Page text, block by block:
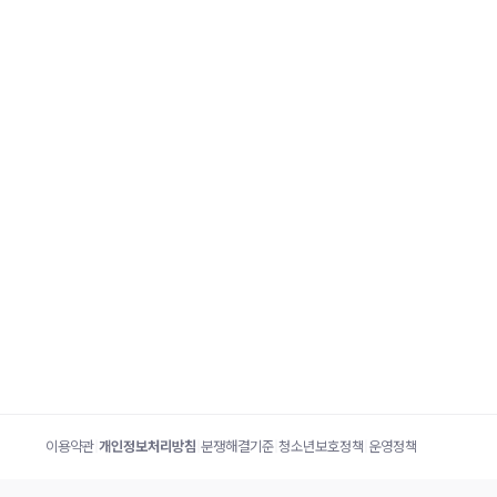
이용약관 개인정보처리방침 분쟁해결기준 청소년보호정책 운영정책